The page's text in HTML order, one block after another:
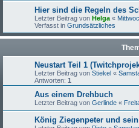
Hier sind die Regeln des
Letzter Beitrag von Helga «
Verfasst in Grundsätzliches
Neustart Teil 1
Letzter Beitrag von Stiekel «
Antworten: 1
Aus einem Drehbuch
Letzter Beitrag von Gerlinde «
König Ziegenpeter und